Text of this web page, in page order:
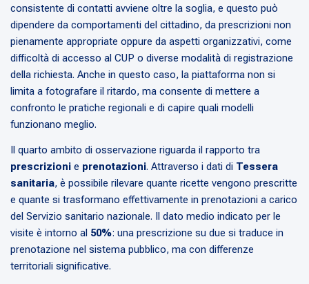
consistente di contatti avviene oltre la soglia, e questo può
dipendere da comportamenti del cittadino, da prescrizioni non
pienamente appropriate oppure da aspetti organizzativi, come
difficoltà di accesso al CUP o diverse modalità di registrazione
della richiesta. Anche in questo caso, la piattaforma non si
limita a fotografare il ritardo, ma consente di mettere a
confronto le pratiche regionali e di capire quali modelli
funzionano meglio.
Il quarto ambito di osservazione riguarda il rapporto tra
prescrizioni e prenotazioni. Attraverso i dati di Tessera
sanitaria, è possibile rilevare quante ricette vengono prescritte
e quante si trasformano effettivamente in prenotazioni a carico
del Servizio sanitario nazionale. Il dato medio indicato per le
visite è intorno al 50%: una prescrizione su due si traduce in
prenotazione nel sistema pubblico, ma con differenze
territoriali significative.